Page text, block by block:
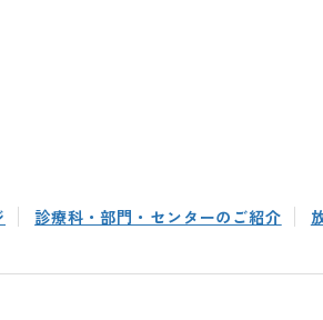
診療科・部門・センターのご紹介